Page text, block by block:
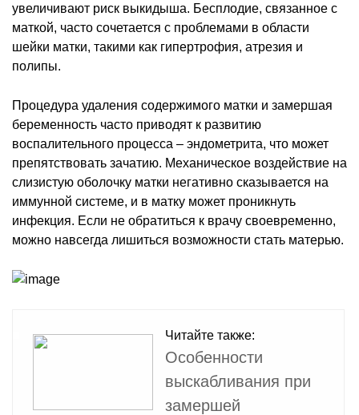
увеличивают риск выкидыша. Бесплодие, связанное с
маткой, часто сочетается с проблемами в области
шейки матки, такими как гипертрофия, атрезия и
полипы.
Процедура удаления содержимого матки и замершая
беременность часто приводят к развитию
воспалительного процесса – эндометрита, что может
препятствовать зачатию. Механическое воздействие на
слизистую оболочку матки негативно сказывается на
иммунной системе, и в матку может проникнуть
инфекция. Если не обратиться к врачу своевременно,
можно навсегда лишиться возможности стать матерью.
Читайте также:
Особенности
выскабливания при
замершей